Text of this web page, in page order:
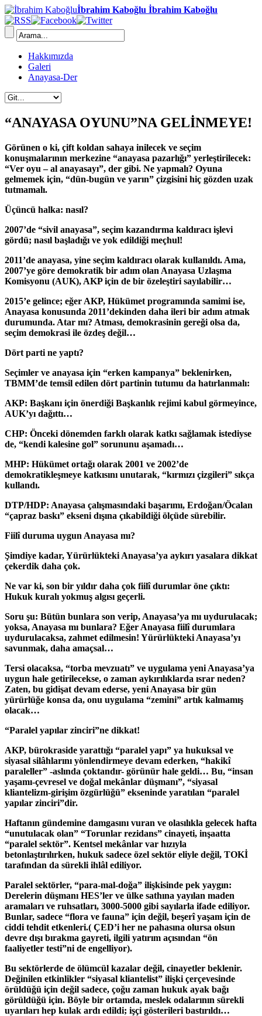
İbrahim Kaboğlu İbrahim Kaboğlu
Hakkımızda
Galeri
Anayasa-Der
“ANAYASA OYUNU”NA GELİNMEYE!
Görünen o ki, çift koldan sahaya inilecek ve seçim
konuşmalarının merkezine “anayasa pazarlığı” yerleştirilecek:
“Ver oyu – al anayasayı”, der gibi. Ne yapmalı? Oyuna
gelmemek için, “dün-bugün ve yarın” çizgisini hiç gözden uzak
tutmamalı.
Üçüncü halka: nasıl?
2007’de “sivil anayasa”, seçim kazandırma kaldıracı işlevi
gördü; nasıl başladığı ve yok edildiği meçhul!
2011’de anayasa, yine seçim kaldıracı olarak kullanıldı. Ama,
2007’ye göre demokratik bir adım olan Anayasa Uzlaşma
Komisyonu (AUK), AKP için de bir özeleştiri sayılabilir…
2015’e gelince; eğer AKP, Hükümet programında samimi ise,
Anayasa konusunda 2011’dekinden daha ileri bir adım atmak
durumunda. Atar mı? Atması, demokrasinin gereği olsa da,
seçim demokrasi ile özdeş değil…
Dört parti ne yaptı?
Seçimler ve anayasa için “erken kampanya” beklenirken,
TBMM’de temsil edilen dört partinin tutumu da hatırlanmalı:
AKP: Başkanı için önerdiği Başkanlık rejimi kabul görmeyince,
AUK’yı dağıttı…
CHP: Önceki dönemden farklı olarak katkı sağlamak istediyse
de, “kendi kalesine gol” sorununu aşamadı…
MHP: Hükümet ortağı olarak 2001 ve 2002’de
demokratikleşmeye katkısını unutarak, “kırmızı çizgileri” sıkça
kullandı.
DTP/HDP: Anayasa çalışmasındaki başarımı, Erdoğan/Öcalan
“çapraz baskı” ekseni dışına çıkabildiği ölçüde sürebilir.
Fiilî duruma uygun Anayasa mı?
Şimdiye kadar, Yürürlükteki Anayasa’ya aykırı yasalara dikkat
çekerdik daha çok.
Ne var ki, son bir yıldır daha çok fiilî durumlar öne çıktı:
Hukuk kuralı yokmuş algısı geçerli.
Soru şu: Bütün bunlara son verip, Anayasa’ya mı uydurulacak;
yoksa, Anayasa mı bunlara? Eğer Anayasa fiilî durumlara
uydurulacaksa, zahmet edilmesin! Yürürlükteki Anayasa’yı
savunmak, daha amaçsal…
Tersi olacaksa, “torba mevzuatı” ve uygulama yeni Anayasa’ya
uygun hale getirilecekse, o zaman aykırılıklarda ısrar neden?
Zaten, bu gidişat devam ederse, yeni Anayasa bir gün
yürürlüğe konsa da, onu uygulama “zemini” artık kalmamış
olacak…
“Paralel yapılar zinciri”ne dikkat!
AKP, bürokraside yarattığı “paralel yapı” ya hukuksal ve
siyasal silâhlarını yönlendirmeye devam ederken, “hakikî
paraleller” -aslında çoktandır- görünür hale geldi… Bu, “insan
yaşamı-çevresel ve doğal mekânlar düşmanı”, “siyasal
kliantelizm-girişim özgürlüğü” ekseninde yaratılan “paralel
yapılar zinciri”dir.
Haftanın gündemine damgasını vuran ve olasılıkla gelecek hafta
“unutulacak olan” “Torunlar rezidans” cinayeti, inşaatta
“paralel sektör”. Kentsel mekânlar var hızıyla
betonlaştırılırken, hukuk sadece özel sektör eliyle değil, TOKİ
tarafından da sürekli ihlâl ediliyor.
Paralel sektörler, “para-mal-doğa” ilişkisinde pek yaygın:
Derelerin düşmanı HES’ler ve ülke sathına yayılan maden
aramaları ve ruhsatları, 3000-5000 gibi sayılarla ifade ediliyor.
Bunlar, sadece “flora ve fauna” için değil, beşerî yaşam için de
ciddi tehdit etkenleri.( ÇED’i her ne pahasına olursa olsun
devre dışı bırakma gayreti, ilgili yatırım açısından “ön
faaliyetler testi”ni de engelliyor).
Bu sektörlerde de ölümcül kazalar değil, cinayetler beklenir.
Değinilen etkinlikler “siyasal kliantelist” ilişki çerçevesinde
örüldüğü için değil sadece, çoğu zaman hukuk ayak bağı
görüldüğü için. Böyle bir ortamda, meslek odalarının sürekli
uyarıları hep kulak ardı edildi; işçi gösterileri bastırıldı…